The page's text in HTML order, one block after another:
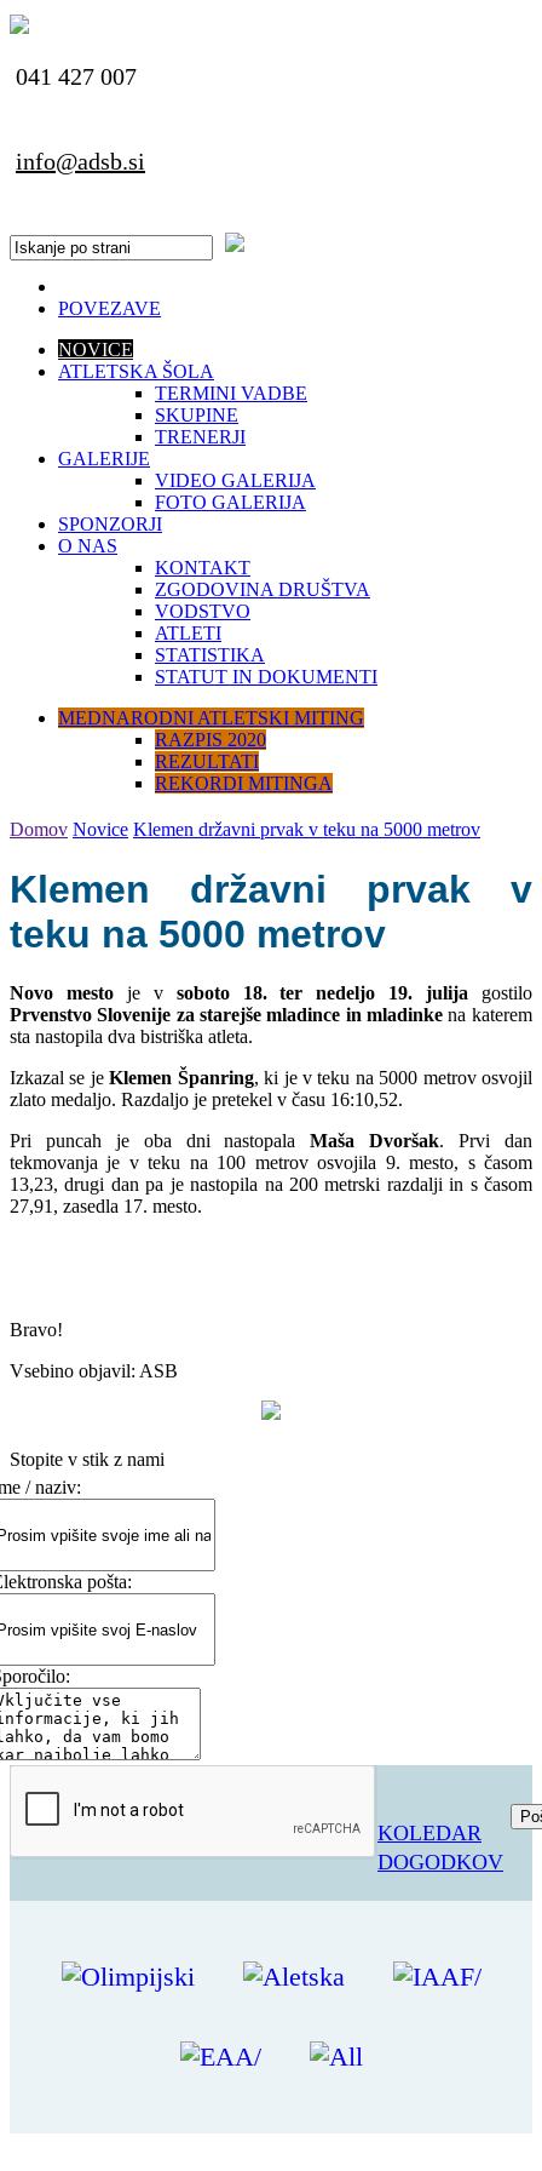
041 427 007
info@adsb.si
POVEZAVE
NOVICE
ATLETSKA ŠOLA
TERMINI VADBE
SKUPINE
TRENERJI
GALERIJE
VIDEO GALERIJA
FOTO GALERIJA
SPONZORJI
O NAS
KONTAKT
ZGODOVINA DRUŠTVA
VODSTVO
ATLETI
STATISTIKA
STATUT IN DOKUMENTI
MEDNARODNI ATLETSKI MITING
RAZPIS 2020
REZULTATI
REKORDI MITINGA
Domov Novice Klemen državni prvak v teku na 5000 metrov
Klemen državni prvak v
teku na 5000 metrov
Novo mestoje v soboto 18. ter nedeljo 19. julija gostilo
Prvenstvo Slovenije za starejše mladince in mladinke na katerem
sta nastopila dva bistriška atleta.
Izkazal se jeKlemen Španring, ki je v teku na 5000 metrov osvojil
zlato medaljo. Razdaljo je pretekel v času 16:10,52.
Pri puncah je oba dni nastopalaMaša Dvoršak. Prvi dan
tekmovanja je v teku na 100 metrov osvojila 9. mesto, s časom
13,23, drugi dan pa je nastopila na 200 metrski razdalji in s časom
27,91, zasedla 17. mesto.
Bravo!
Vsebino objavil: ASB
Stopite v stik z nami
/ naziv:
pošta:
KOLEDAR
DOGODKOV